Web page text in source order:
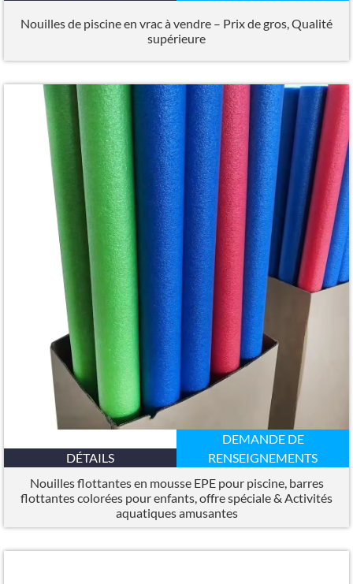
Nouilles de piscine en vrac à vendre – Prix de gros, Qualité
supérieure
DÉTAILS
DEMANDE DE
RENSEIGNEMENTS
Nouilles flottantes en mousse EPE pour piscine, barres
flottantes colorées pour enfants, offre spéciale & Activités
aquatiques amusantes